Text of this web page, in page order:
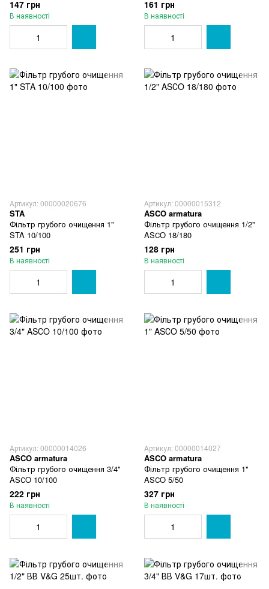
147 грн
В наявності
161 грн
В наявності
Артикул: 00000020676
STA
Фільтр грубого очищення 1"
STA 10/100
251 грн
В наявності
Артикул: 00000015312
ASCO armatura
Фільтр грубого очищення 1/2"
ASСO 18/180
128 грн
В наявності
Артикул: 00000014026
ASCO armatura
Фільтр грубого очищення 3/4"
ASСO 10/100
222 грн
В наявності
Артикул: 00000014027
ASCO armatura
Фільтр грубого очищення 1"
ASСO 5/50
327 грн
В наявності